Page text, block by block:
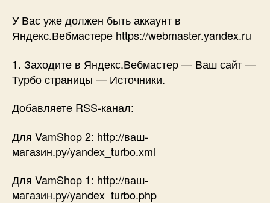
У Вас уже должен быть аккаунт в
Яндекс.Вебмастере https://webmaster.yandex.ru
1. Заходите в Яндекс.Вебмастер — Ваш сайт —
Турбо страницы — Источники.
Добавляете RSS-канал:
Для VamShop 2: http://ваш-
магазин.ру/yandex_turbo.xml
Для VamShop 1: http://ваш-
магазин.ру/yandex_turbo.php